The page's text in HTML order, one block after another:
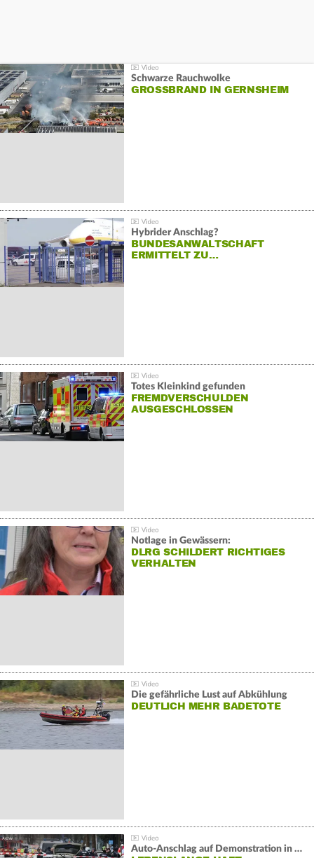
Schwarze Rauchwolke
GROSSBRAND IN GERNSHEIM
Hybrider Anschlag?
BUNDESANWALTSCHAFT
ERMITTELT ZU…
Totes Kleinkind gefunden
FREMDVERSCHULDEN
AUSGESCHLOSSEN
Notlage in Gewässern:
DLRG SCHILDERT RICHTIGES
VERHALTEN
Die gefährliche Lust auf Abkühlung
DEUTLICH MEHR BADETOTE
Auto-Anschlag auf Demonstration in München: